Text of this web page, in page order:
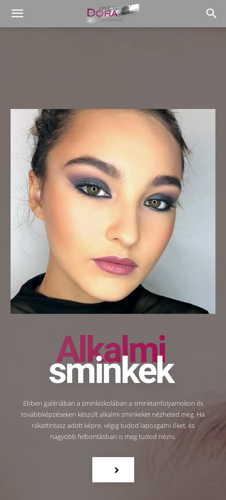
Alkalmi
sminkek
Ebben galériában a sminkiskolában a sminktanfolyamokon és
továbbképzéseken készült alkalmi sminkeket nézheted meg. Ha
rákattintasz adott képre, végig tudod lapozgatni őket, és
nagyobb felbontásban is meg tudod nézni.